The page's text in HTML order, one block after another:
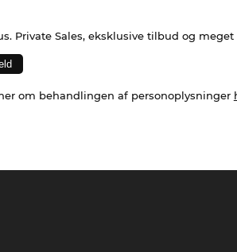
Private Sales, eksklusive tilbud og meget
om behandlingen af personoplysninger